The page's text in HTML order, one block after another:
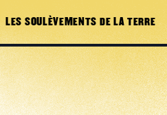
LES SOULÈVEMENTS DE LA TERRE